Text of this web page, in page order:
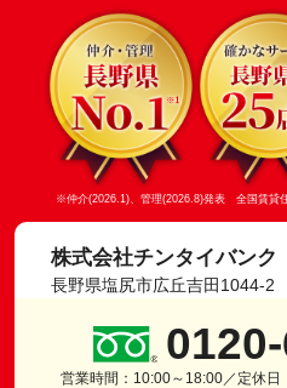
※仲介(2026.1)、管理(2026.8)発表 全国賃貸
株式会社チンタイバンク
長野県塩尻市広丘吉田1044-2
営業時間：10:00～18:00／定休